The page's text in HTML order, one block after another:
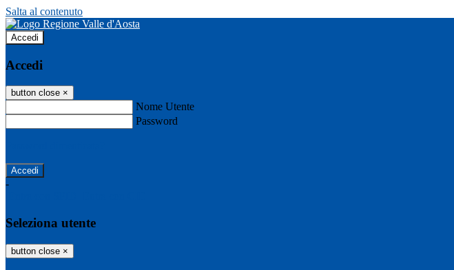
Salta al contenuto
Accedi
Accedi
button close ×
Nome Utente
Password
-
Seleziona utente
button close ×